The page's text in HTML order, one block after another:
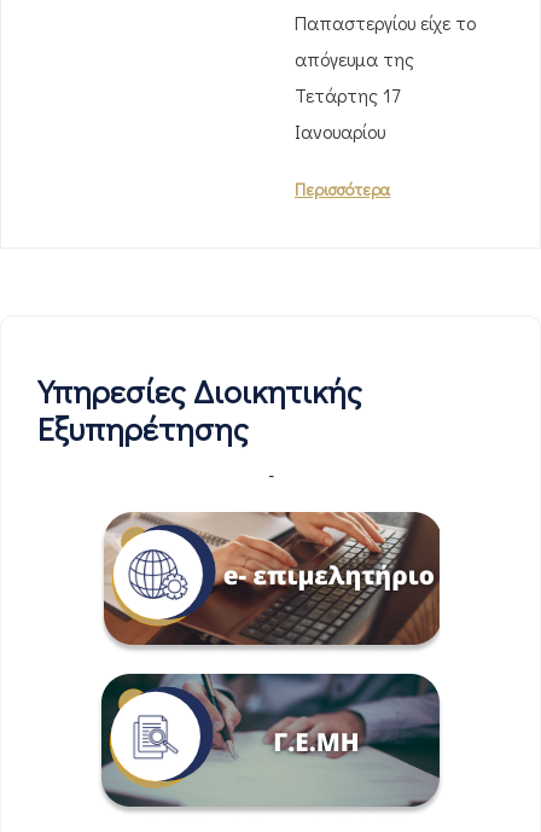
Παπαστεργίου είχε το
απόγευμα της
Τετάρτης 17
Ιανουαρίου
Περισσότερα
Υπηρεσίες Διοικητικής
Εξυπηρέτησης
-